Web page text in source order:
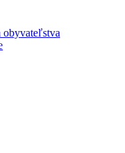
obyvateľstva